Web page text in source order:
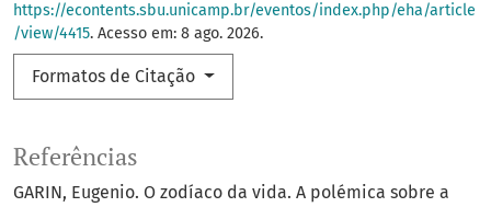
https://econtents.sbu.unicamp.br/eventos/index.php/eha/article
/view/4415. Acesso em: 8 ago. 2026.
Formatos de Citação
Referências
GARIN, Eugenio. O zodíaco da vida. A polémica sobre a